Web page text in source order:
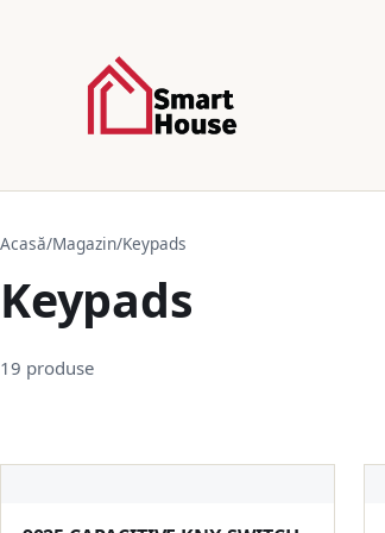
Acasă/Magazin/Keypads
Keypads
19 produse